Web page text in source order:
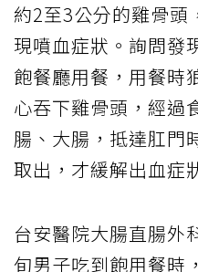
約2至3公分的雞骨頭
現噴血症狀。詢問發
飽餐廳用餐，用餐時
心吞下雞骨頭，經過
腸、大腸，抵達肛門
取出，才緩解出血症
台安醫院大腸直腸外
旬男子吃到飽用餐時